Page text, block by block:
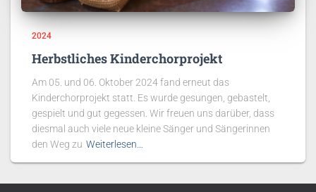
2024
Herbstliches Kinderchorprojekt
Am 05. und 06. Oktober 2024 fand erneut das
Kinderchorprojekt statt. Es wurde gesungen, gebastelt,
gespielt und gut gegessen. Wir freuen uns darüber, dass
diesmal auch viele neue kleine Sänger und Sängerinnen
den Weg zu Weiterlesen…